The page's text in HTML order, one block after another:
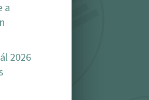
a
2026